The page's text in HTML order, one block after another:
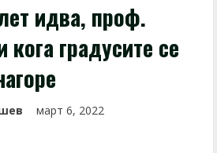
идва, проф.
кога градусите се
март 6, 2022